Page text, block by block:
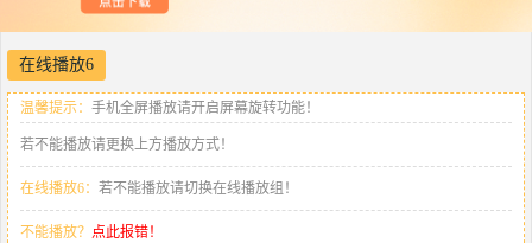
在线播放6
温馨提示： 手机全屏播放请开启屏幕旋转功能！
若不能播放请更换上方播放方式！
在线播放6： 若不能播放请切换在线播放组！
不能播放？ 点此报错！